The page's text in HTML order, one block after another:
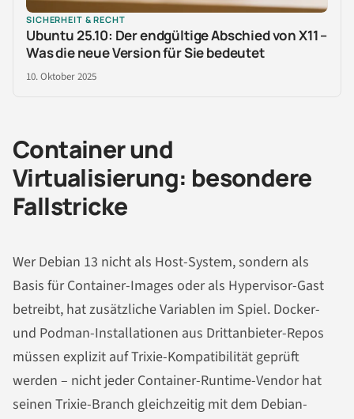
SICHERHEIT & RECHT
Ubuntu 25.10: Der endgültige Abschied von X11 –
Was die neue Version für Sie bedeutet
10. Oktober 2025
Container und
Virtualisierung: besondere
Fallstricke
Wer Debian 13 nicht als Host-System, sondern als
Basis für Container-Images oder als Hypervisor-Gast
betreibt, hat zusätzliche Variablen im Spiel. Docker-
und Podman-Installationen aus Drittanbieter-Repos
müssen explizit auf Trixie-Kompatibilität geprüft
werden – nicht jeder Container-Runtime-Vendor hat
seinen Trixie-Branch gleichzeitig mit dem Debian-